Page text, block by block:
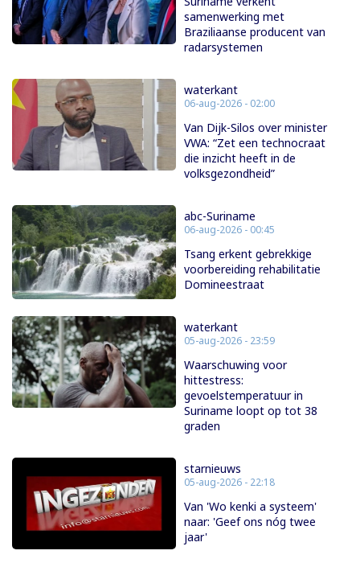
samenwerking met
Braziliaanse producent van
radarsystemen
waterkant
06-aug-2026 - 02:00
Van Dijk-Silos over minister
VWA: “Zet een technocraat
die inzicht heeft in de
volksgezondheid”
abc-Suriname
06-aug-2026 - 00:45
Tsang erkent gebrekkige
voorbereiding rehabilitatie
Domineestraat
waterkant
05-aug-2026 - 23:59
Waarschuwing voor
hittestress:
gevoelstemperatuur in
Suriname loopt op tot 38
graden
starnieuws
05-aug-2026 - 22:18
Van 'Wo kenki a systeem'
naar: 'Geef ons nóg twee
jaar'